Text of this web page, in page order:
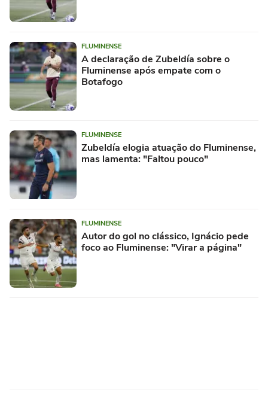
FLUMINENSE
A declaração de Zubeldía sobre o
Fluminense após empate com o
Botafogo
FLUMINENSE
Zubeldía elogia atuação do Fluminense,
mas lamenta: "Faltou pouco"
FLUMINENSE
Autor do gol no clássico, Ignácio pede
foco ao Fluminense: "Virar a página"